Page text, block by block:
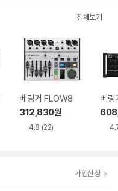
전체보기
베링거 FLOW8
312,830원
4.8 (22)
베링
가입신청